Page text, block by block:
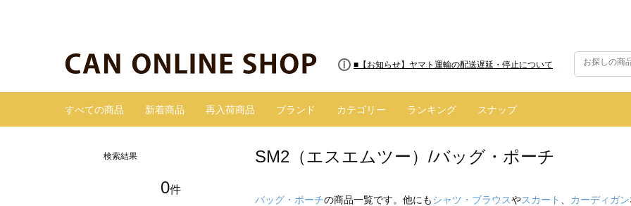
■8/13(木)AM2:00～サイトメンテナンス実施のお知らせ
■【お知らせ】ヤマト運輸の配送遅延・停止について
すべての商品 新着商品 再入荷商品 ブランド カテゴリー ランキング スナップ
検索結果
0件
SM2（エスエムツー）/バッグ・ポーチ
バッグ・ポーチの商品一覧です。他にもシャツ・ブラウスやスカート カーディガン